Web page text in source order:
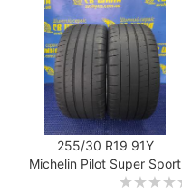
255/30 R19 91Y
Michelin Pilot Super Sport